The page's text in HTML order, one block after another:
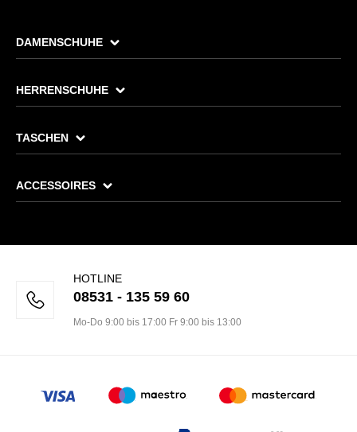
DAMENSCHUHE
HERRENSCHUHE
TASCHEN
ACCESSOIRES
HOTLINE
08531 - 135 59 60
Mo-Do 9:00 bis 17:00 Fr 9:00 bis 13:00